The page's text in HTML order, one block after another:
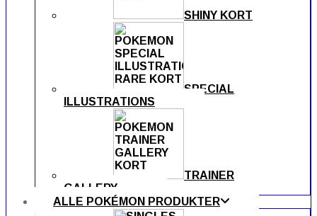
SHINY KORT
SPECIAL
ILLUSTRATIONS
TRAINER
GALLERY
ALLE POKÉMON PRODUKTER